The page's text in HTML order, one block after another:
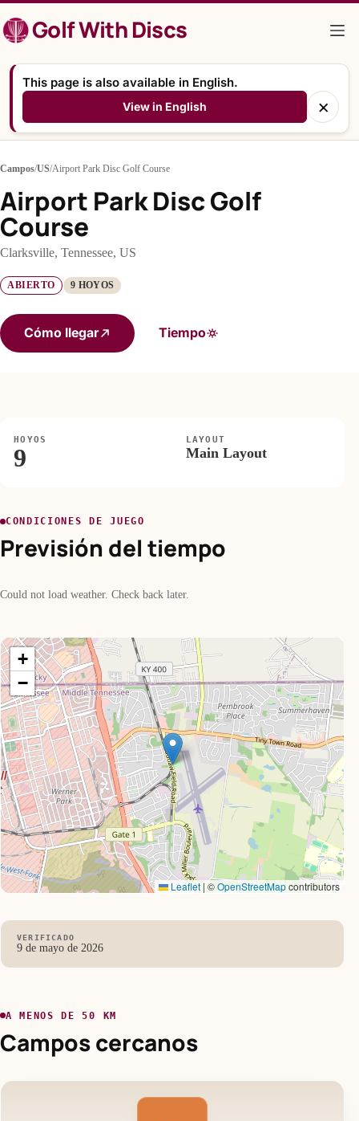
al
contenidoGolf With Discs
This page is also available in English.
View in English ×
Campos/US/Airport Park Disc Golf Course
Airport Park Disc Golf
Course
Clarksville, Tennessee, US
ABIERTO 9 HOYOS
Cómo llegar Tiempo
HOYOS
9
LAYOUT
Main Layout
CONDICIONES DE JUEGO
Previsión del tiempo
Could not load weather. Check back later.
+
−
Leaflet |©OpenStreetMapcontributors
VERIFICADO
9 de mayo de 2026
A MENOS DE 50 KM
Campos cercanos